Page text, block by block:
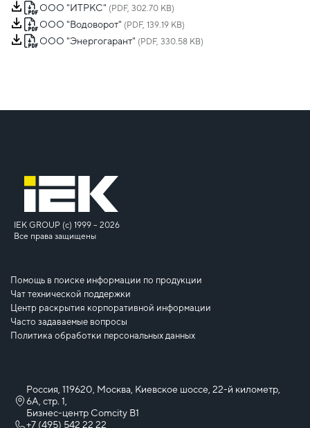
ООО "ИТРКС" (PDF, 302.70 KB)
ООО "Водоворот" (PDF, 139.19 KB)
ООО "Энергогарант" (PDF, 330.58 KB)
IEK GROUP (c) 1999 – 2026
Все права защищены
Помощь в поиске информации по продукции
Чат технической поддержки
Центр раскрытия корпоративной информации
Часто задаваемые вопросы
Политика обработки персональных данных
Россия, 119620, Москва, Киевское шоссе, 22-й километр,
6А, стр. 1,
Бизнес-центр Comcity B1
+7 (495) 542 22 22